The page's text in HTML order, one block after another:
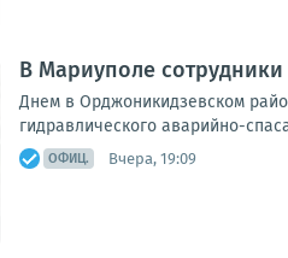
В Мариуполе
Днем в Орджоникидзевском
гидравлического аварийно-
ОФИЦ. Вчера, 19:09